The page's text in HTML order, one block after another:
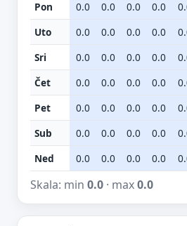
Pon 0.0 0.0 0.0 0.0
Uto
0.0 0.0 0.0 0.0
Sri
0.0 0.0 0.0 0.0
Čet
0.0 0.0 0.0 0.0
Pet
0.0 0.0 0.0 0.0
Sub
0.0 0.0 0.0 0.0
Ned
0.0 0.0 0.0 0.0
Skala: min 0.0· max0.0
Tvoj prijedlog
E-mail (opcionalno)
Ne moraš upisati e-mail — prijedlog